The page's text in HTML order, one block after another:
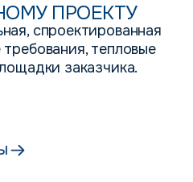
ПРОЕКТУ
спроектированная
тепловые
заказчика.